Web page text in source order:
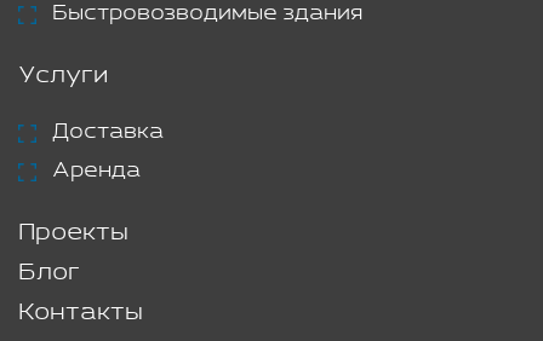
Быстровозводимые здания
Услуги
Доставка
Аренда
Проекты
Блог
Контакты